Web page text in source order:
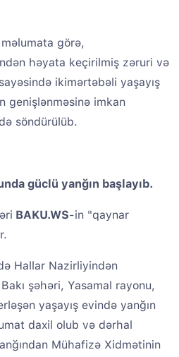
görə,
həyata keçirilmiş zəruri və
ikimərtəbəli yaşayış
genişlənməsinə imkan
söndürülüb.
güclü yanğın başlayıb.
BAKU.WS-in "qaynar
Hallar Nazirliyindən
şəhəri, Yasamal rayonu,
yaşayış evində yanğın
daxil olub və dərhal
Mühafizə Xidmətinin